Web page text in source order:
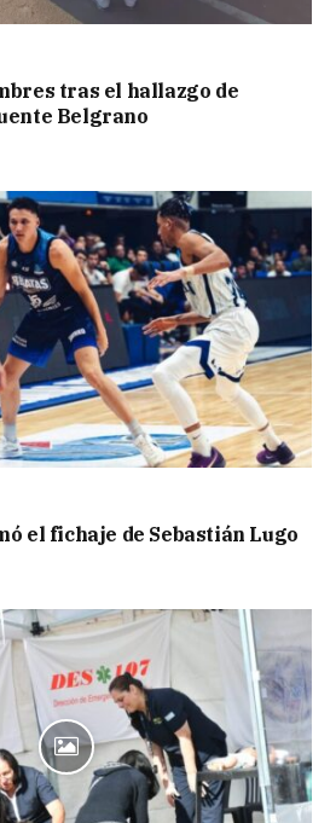
tras el hallazgo de
Belgrano
el fichaje de Sebastián Lugo